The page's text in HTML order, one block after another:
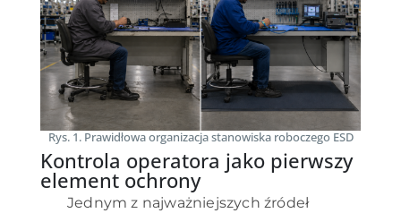
Rys. 1. Prawidłowa organizacja stanowiska roboczego ESD
Kontrola operatora jako pierwszy
element ochrony
Jednym z najważniejszych źródeł